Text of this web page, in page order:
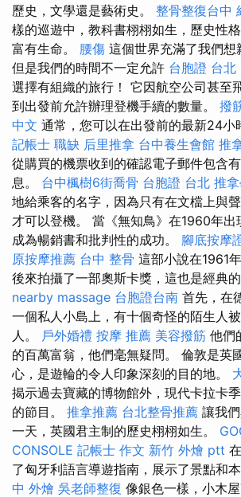
歷史，文學還是藝術史。 整骨整復台中
樣的巡遊中，教科書栩栩如生，歷史性
富有生命。 腰傷 這個世界充滿了我們想
但是我們的時間不一定允許 台胞證 台北
選擇有組織的旅行！ 它因航空公司甚至
到出發前允許辦理登機手續的數量。 撥
中文 通常，您可以在出發前的最新24小
記帳士 職缺 后里推拿 台中養生會館 推
從購買的機票收到的確認電子郵件包含
息。 台中楓樹6街喬骨 台胞證 台北 推
地給乘客的名字，因為只有在文檔上與
才可以登機。 當《無知鳥》在1960年出
成為暢銷書和批判性的成功。 腳底按摩
原按摩推薦 台中 整骨 這部小說在1961
後來拍攝了一部奧斯卡獎，這也是經典的
nearby massage 台胞證台南 首先，在
一個私人小島上，有十個奇怪的陌生人
人。 戶外婚禮 按摩 推薦 美容撥筋 他們
的百萬富翁，他們毫無疑問。 倫敦是英
心，是遊輪的令人印象深刻的目的地。
揭示過去寶藏的博物館外，現代卡拉卡
的節目。 推拿推薦 台北整骨推薦 讓我
一天，英國君主制的歷史栩栩如生。
CONSOLE 記帳士 作文 新竹 外燴 ptt
了匈牙利語言導遊指南，展示了景點和
中 外燴 吳老師整復 像銀色一樣，小木